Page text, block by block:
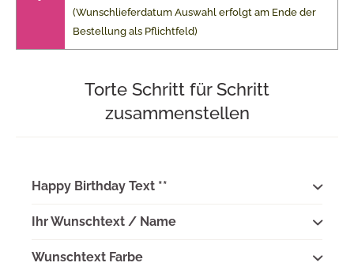
(Wunschlieferdatum Auswahl erfolgt am Ende der
Bestellung als Pflichtfeld)
Torte Schritt für Schritt
zusammenstellen
Happy Birthday Text **
Ihr Wunschtext / Name
Wunschtext Farbe